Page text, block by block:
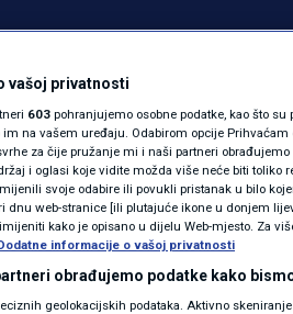
MAGAZIN
KOLUMNE
N1(DIS)INFO
KLIMATSKE
FOTO
Hoće li
| 0 komentara
vašoj privatnosti
603 pohranjujemo osobne podatke, kao što
na vašem uređaju. Odabirom opcije
za čije pružanje mi i naši partneri
i oglasi koje vidite možda više neće biti toliko
svoje odabire ili povukli pristanak u bilo
dnu web-stranice [ili plutajuće ikone u donjem
kako je opisano u dijelu Web-mjesto. Za
informacije o vašoj privatnosti
obrađujemo podatke kako
geolokacijskih podataka. Aktivno